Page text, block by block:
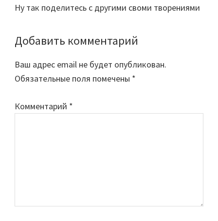
Ну так поделитесь с другими своми творениями
Добавить комментарий
Ваш адрес email не будет опубликован.
Обязательные поля помечены *
Комментарий *